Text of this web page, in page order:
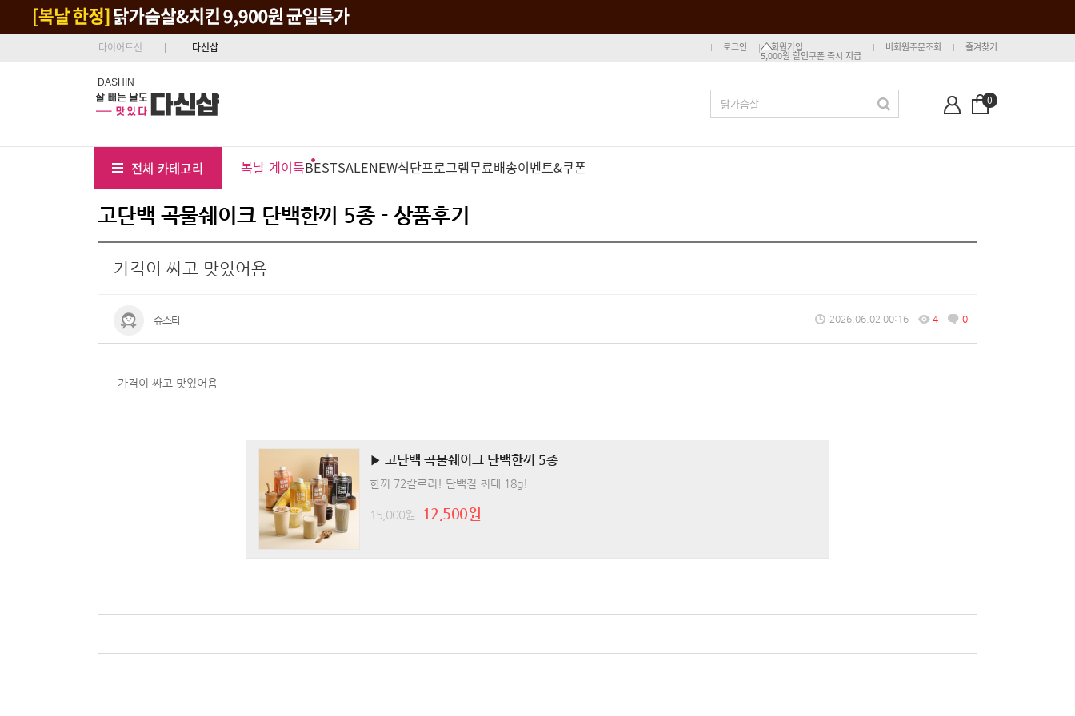
다이어트신 다신샵 로그인 회원가입
5,000원 할인쿠폰 즉시 지급
비회원주문조회 즐겨찾기
DASHIN
0
전체 카테고리 복날 계이득BESTSALENEW식단프로그램무료배송이벤트&쿠폰
고단백 곡물쉐이크 단백한끼 5종 - 상품후기
가격이 싸고 맛있어욤
슈스타 2026.06.02 00:16 4 0
가격이 싸고 맛있어욤
▶ 고단백 곡물쉐이크 단백한끼 5종
한끼 72칼로리! 단백질 최대 18g!
15,000원 12,500원